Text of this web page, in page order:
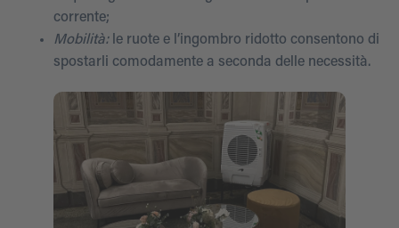
corrente;
Mobilità:le ruote e l’ingombro ridotto consentono di
spostarli comodamente a seconda delle necessità.